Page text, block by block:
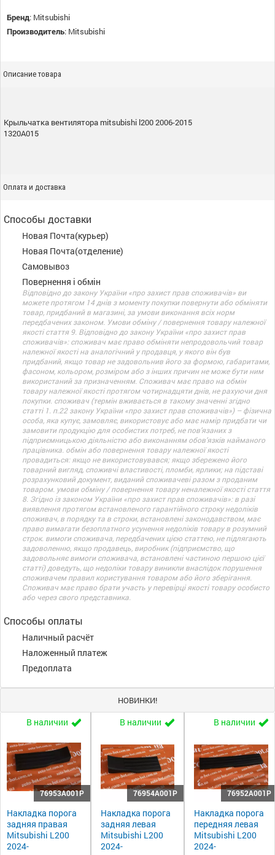
Бренд: Mitsubishi
Производитель: Mitsubishi
Описание товара
Крыльчатка вентилятора mitsubishi l200 2006-2015
1320A015
Оплата и доставка
Способы доставки
Новая Почта(курьер)
Новая Почта(отделение)
Самовывоз
Повернення і обмін
Відповідно до закону України «про захист прав споживачів» ви
можете протягом 14 днів з моменту покупки повернути або обміняти
товар, придбаний в магазині, за умови виконання всіх норм
передбачених законом. Умови обміну / повернення товару належної
якості стаття 9. Відповідно до закону України «про захист прав
споживачів»: споживач має право обміняти непродовольчий товар
належної якості на аналогічний у продавця, у якого він був
придбаний, якщо товар не задовольнив його за формою, габаритами,
фасоном, кольором, розміром або з інших причин не може бути ним
використаний за призначенням. Споживач має право на обмін
товару належної якості протягом чотирнадцяти днів, не рахуючи дня
покупки. споживач (термін вживається в такому значенні згідно
статті 1. п.22 закону України «про захист прав споживачів») – фізична
особа, яка купує, замовляє, використовує або має намір придбати чи
замовити продукцію для особистих потреб, не пов’язаних з
підприємницькою діяльністю або виконанням обов’язків найманого
працівника. обмін або повернення товару належної якості
провадиться: якщо не використовувався; якщо збережено його
товарний вигляд, споживчі властивості, пломби, ярлики; на підставі
розрахунковий документ, виданий споживачеві разом з проданим
товаром. умови обміну / повернення товару неналежної якості стаття
8. Згідно із законом України «про захист прав споживачів»: в разі
виявлення протягом встановленого гарантійного строку недоліків
споживач, в порядку та в строки, встановлені законодавством, має
право вимагати безоплатного усунення недоліків товару в розумний
строк. вимоги споживача, передбачених цією статтею, не підлягають
задоволенню, якщо продавець, виробник (підприємство, що
задовольняє вимоги споживача, встановлені частиною першою цієї
статті) доведуть, що недоліки товару виникли внаслідок порушення
споживачем правил користування товаром або його зберігання.
Споживач має право брати участь у перевірці якості товару особисто
або через свого представника.
Способы оплаты
Наличный расчёт
Наложенный платеж
Предоплата
НОВИНКИ!
В наличии
76953A001P
Накладка порога
задняя правая
Mitsubishi L200
2024-
В наличии
76954A001P
Накладка порога
задняя левая
Mitsubishi L200
2024-
В наличии
76952A001P
Накладка порога
передняя левая
Mitsubishi L200
2024-